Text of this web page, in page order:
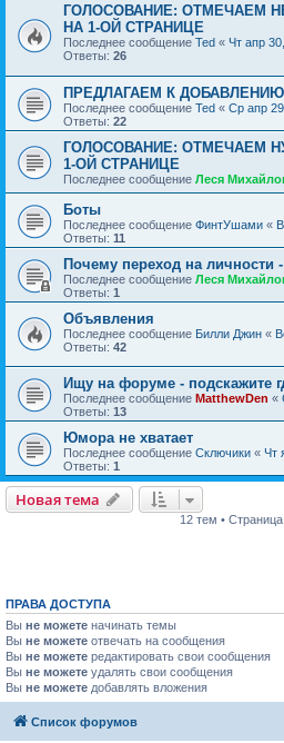
ГОЛОСОВАНИЕ: ОТМЕЧАЕМ
НА 1-ОЙ СТРАНИЦЕ
Последнее сообщение Ted « Чт апр
Ответы: 26
ПРЕДЛАГАЕМ К
Последнее сообщение Ted « Ср апр
Ответы: 22
ГОЛОСОВАНИЕ: ОТМЕЧАЕМ
1-ОЙ СТРАНИЦЕ
Последнее сообщение Леся
Боты
Последнее сообщение ФинтУшами «
Ответы: 11
Почему переход на личности
Последнее сообщение Леся
Ответы: 1
Объявления
Последнее сообщение Билли Джин «
Ответы: 42
Ищу на форуме - подскажите
Последнее сообщение MatthewDen «
Ответы: 13
Юмора не хватает
Последнее сообщение Сключики « Чт
Ответы: 1
Новая тема
12 тем • Страница
ПРАВА ДОСТУПА
Вы не можете начинать темы
Вы не можете отвечать на сообщения
Вы не можете редактировать свои сообщения
Вы не можете удалять свои сообщения
Вы не можете добавлять вложения
Список форумов